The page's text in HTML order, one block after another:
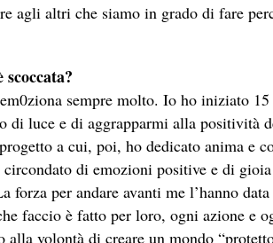
agli altri che siamo in grado di fare
sempre molto. Io ho iniziato
di luce e di aggrapparmi alla positività
a cui, poi, ho dedicato anima e
di emozioni positive e di
forza per andare avanti me l’hanno
faccio è fatto per loro, ogni azione e
alla volontà di creare un mondo